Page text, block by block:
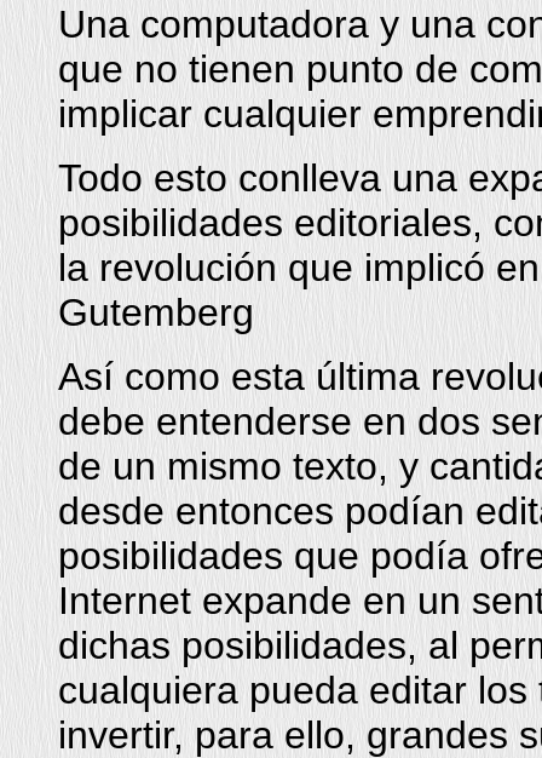
Una computadora y una
que no tienen punto de
implicar cualquier
Todo esto conlleva una
posibilidades editoriales,
la revolución que implicó
Gutemberg
Así como esta última
debe entenderse en dos
de un mismo texto, y
desde entonces podían
posibilidades que podía
Internet expande en un
dichas posibilidades, al
cualquiera pueda editar
invertir, para ello, grandes